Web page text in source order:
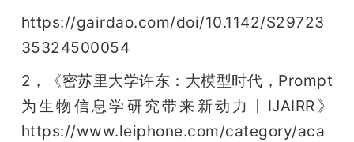
https://gairdao.com/doi/10.1142/S29723
35324500054
2，《密苏里大学许东：大模型时代，Prompt
为生物信息学研究带来新动力丨IJAIRR》
https://www.leiphone.com/category/aca